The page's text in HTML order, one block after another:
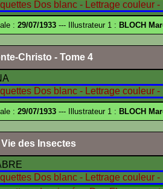
: 29/07/1933 --- Illustrateur 1 : BLOCH
Christo - Tome 4
: 29/07/1933 --- Illustrateur 1 : BLOCH
des Insectes